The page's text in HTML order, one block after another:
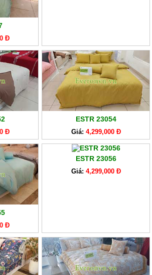
Đ
Đ
ESTR 23054
Giá: 4,299,000 Đ
Đ
ESTR 23056
Giá: 4,299,000 Đ